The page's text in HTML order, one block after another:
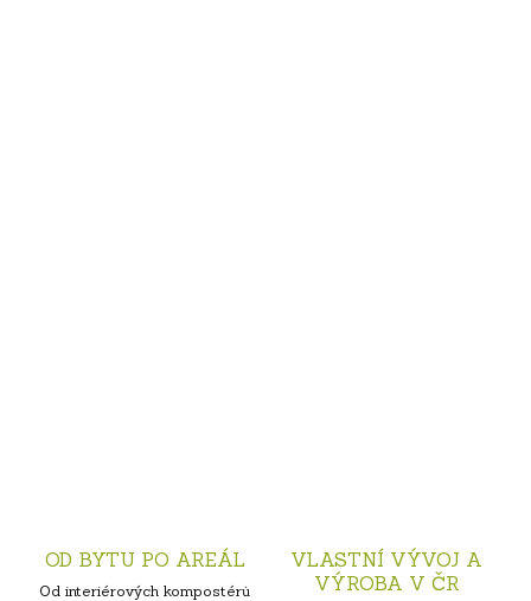
OD BYTU PO AREÁL
Od interiérových kompostérů
VLASTNÍ VÝVOJ A
VÝROBA V ČR